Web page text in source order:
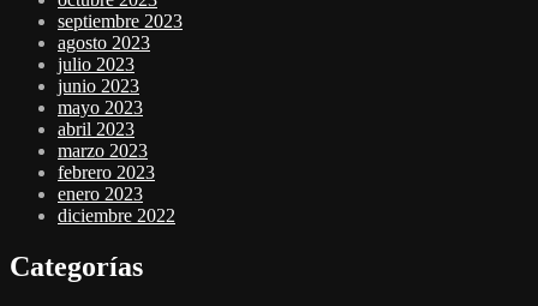
septiembre 2023
agosto 2023
julio 2023
junio 2023
mayo 2023
abril 2023
marzo 2023
febrero 2023
enero 2023
diciembre 2022
Categorías